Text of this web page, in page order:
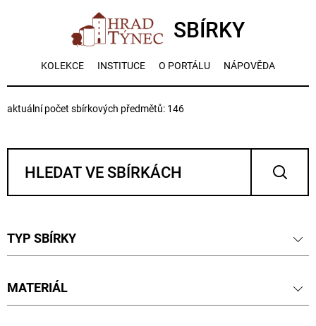
SBÍRKY
KOLEKCE INSTITUCE O PORTÁLU NÁPOVĚDA
aktuální počet sbírkových předmětů: 146
TYP SBÍRKY
MATERIÁL